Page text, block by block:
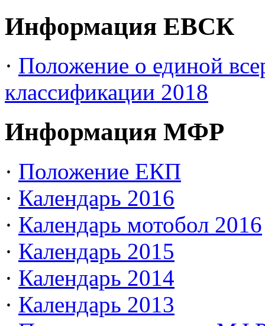
Информация ЕВСК
· Положение о единой
классификации 2018
Информация МФР
· Положение ЕКП
· Календарь 2016
· Календарь мотобол 2016
· Календарь 2015
· Календарь 2014
· Календарь 2013